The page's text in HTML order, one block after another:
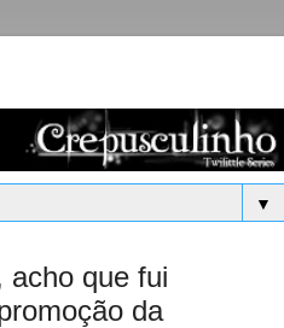
▼
acho que fui
da